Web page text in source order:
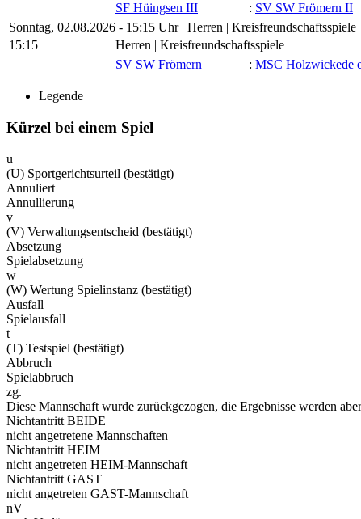
SF Hüingsen III
: SV SW Frömern II
Sonntag, 02.08.2026 - 15:15 Uhr | Herren | Kreisfreundschaftsspiele
15:15
Herren | Kreisfreundschaftsspiele
SV SW Frömern
: MSC Holzwickede
Legende
Kürzel bei einem Spiel
u
(U) Sportgerichtsurteil (bestätigt)
Annuliert
Annullierung
v
(V) Verwaltungsentscheid (bestätigt)
Absetzung
Spielabsetzung
w
(W) Wertung Spielinstanz (bestätigt)
Ausfall
Spielausfall
t
(T) Testspiel (bestätigt)
Abbruch
Spielabbruch
zg.
Diese Mannschaft wurde zurückgezogen, die Ergebnisse werden
Nichtantritt BEIDE
nicht angetretene Mannschaften
Nichtantritt HEIM
nicht angetreten HEIM-Mannschaft
Nichtantritt GAST
nicht angetreten GAST-Mannschaft
nV